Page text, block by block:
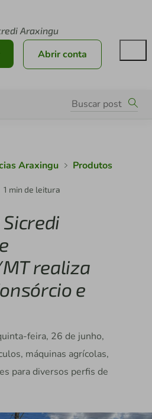
Araxingu
Abrir conta
Araxingu Produtos
1 min de leitura
realiza
e
feira, 26 de junho,
máquinas agrícolas,
para diversos perfis de